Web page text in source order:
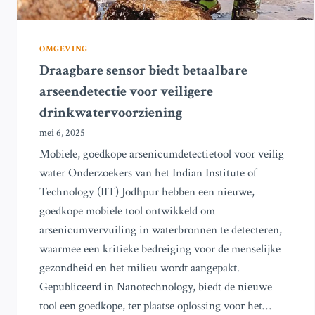
OMGEVING
Draagbare sensor biedt betaalbare
arseendetectie voor veiligere
drinkwatervoorziening
mei 6, 2025
Mobiele, goedkope arsenicumdetectietool voor veilig
water Onderzoekers van het Indian Institute of
Technology (IIT) Jodhpur hebben een nieuwe,
goedkope mobiele tool ontwikkeld om
arsenicumvervuiling in waterbronnen te detecteren,
waarmee een kritieke bedreiging voor de menselijke
gezondheid en het milieu wordt aangepakt.
Gepubliceerd in Nanotechnology, biedt de nieuwe
tool een goedkope, ter plaatse oplossing voor het…